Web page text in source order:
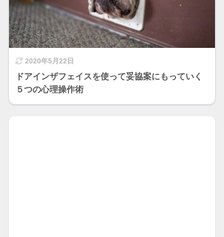
2020年5月22日
ドアインザフェイスを使って妥協案にもっていく
５つの心理操作術